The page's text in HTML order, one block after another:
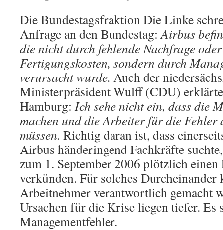
Die Bundestagsfraktion Die Linke
Anfrage an den Bundestag:Airbus
die nicht durch fehlende Nachfrage
Fertigungskosten, sondern durch
verursacht wurde. Auch der
Ministerpräsident Wulff (CDU)
Hamburg: Ich sehe nicht ein, dass die
machen und die Arbeiter für die Fehler
müssen. Richtig daran ist, dass
Airbus händeringend Fachkräfte
zum 1. September 2006 plötzlich
verkünden. Für solches Durcheinander
Arbeitnehmer verantwortlich gemacht
Ursachen für die Krise liegen tiefer. Es
Managementfehler.